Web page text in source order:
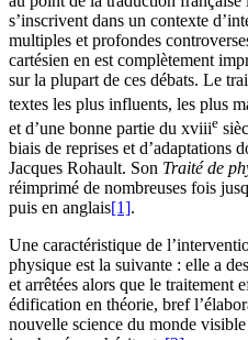
s’inscrivent dans un contexte
multiples et profondes
cartésien en est complètement
sur la plupart de ces débats. Le
textes les plus influents, les plus
et d’une bonne partie du xviiie
biais de reprises et d’adaptations
Jacques Rohault. Son Traité de
réimprimé de nombreuses fois
puis en anglais[1].
Une caractéristique de
physique est la suivante : elle a
et arrêtées alors que le traitement
édification en théorie, bref
nouvelle science du monde